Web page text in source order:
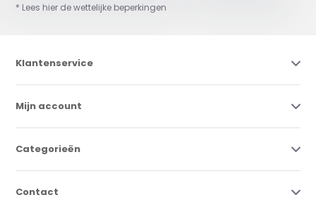
* Lees hier de wettelijke beperkingen
Klantenservice
Mijn account
Categorieën
Contact